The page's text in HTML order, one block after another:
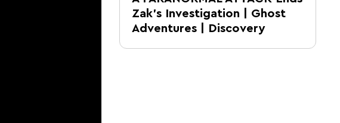
Zak’s Investigation | Ghost
Adventures | Discovery